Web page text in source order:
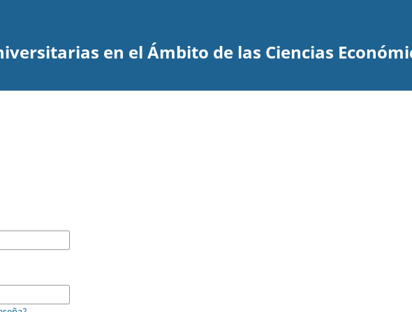
en el Ámbito de las Ciencias